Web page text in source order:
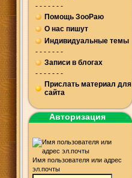
- - - - - - -
Помощь ЗооРаю
О нас пишут
Индивидуальные темы
- - - - - - -
Записи в блогах
- - - - - - -
Прислать материал для
сайта
Авторизация
Имя пользователя или адрес
эл.почты